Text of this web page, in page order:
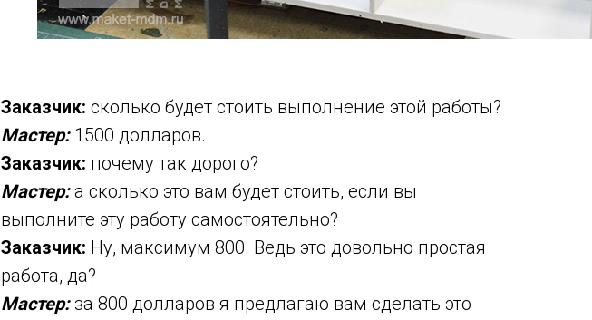
Заказчик: сколько будет стоить выполнение этой работы?
Мастер: 1500 долларов.
Заказчик: почему так дорого?
Мастер:а сколько это вам будет стоить, если вы
выполните эту работу самостоятельно?
Заказчик: Ну, максимум 800. Ведь это довольно простая
работа, да?
Мастер:за 800 долларов я предлагаю вам сделать это